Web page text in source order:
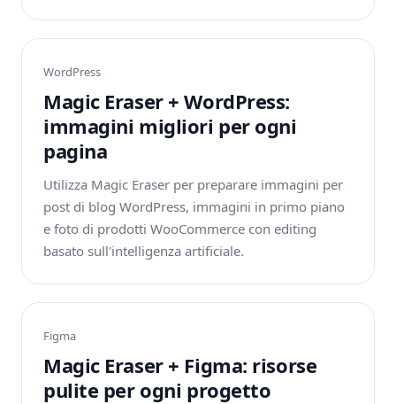
WordPress
Magic Eraser + WordPress:
immagini migliori per ogni
pagina
Utilizza Magic Eraser per preparare immagini per
post di blog WordPress, immagini in primo piano
e foto di prodotti WooCommerce con editing
basato sull'intelligenza artificiale.
Figma
Magic Eraser + Figma: risorse
pulite per ogni progetto